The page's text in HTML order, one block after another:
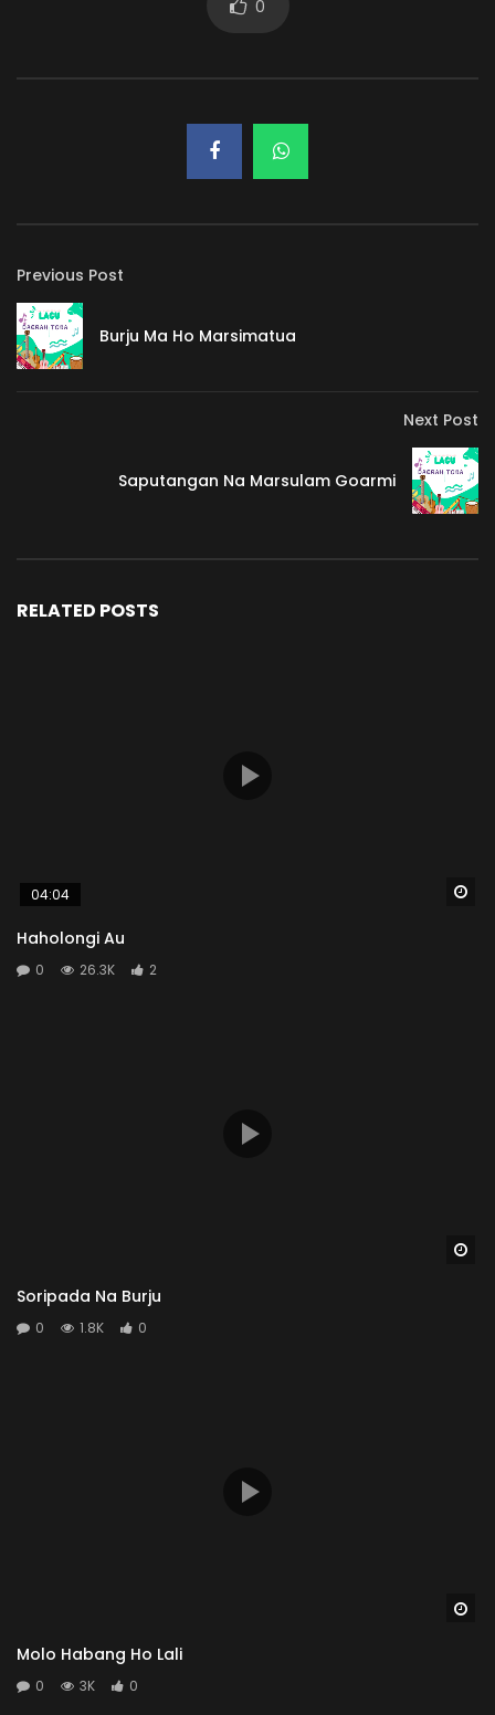
0
Previous Post
Burju Ma Ho Marsimatua
Next Post
Saputangan Na Marsulam Goarmi
RELATED POSTS
04:04
Haholongi Au
0 26.3K 2
Soripada Na Burju
0 1.8K 0
Molo Habang Ho Lali
0 3K 0